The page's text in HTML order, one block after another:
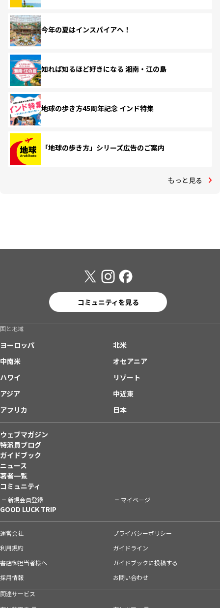
今年の夏はインスパイアへ！
知れば知るほど好きになる 湘南・江の島
地球の歩き方45周年記念 インド特集
「地球の歩き方」シリーズ広告のご案内
もっと見る
コミュニティを見る
国と地域
ヨーロッパ
北米
中南米
オセアニア
ハワイ
リゾート
アジア
中近東
アフリカ
日本
ウェブマガジン
特派員ブログ
ガイドブック
ニュース
著者一覧
コミュニティ
新規会員登録 マイページ
GOOD LUCK TRIP
運営会社
プライバシーポリシー
利用規約
ガイドライン
書店御担当者様へ
ガイドブックに投稿する
採用情報
お問い合わせ
関連サービス